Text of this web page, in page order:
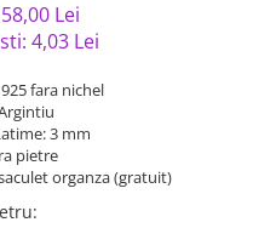
58,00 Lei
4,03 Lei
fara nichel
3 mm
pietre
organza (gratuit)
: